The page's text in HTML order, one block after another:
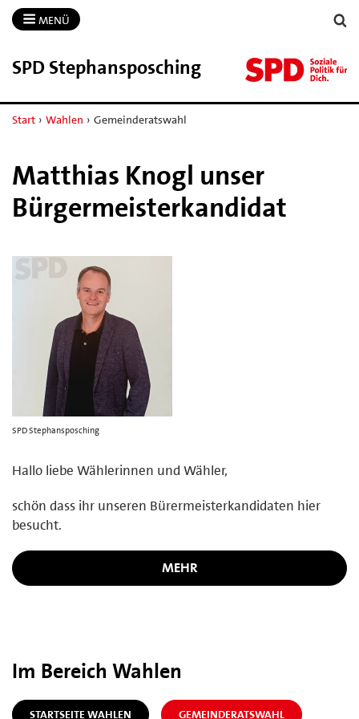
MENÜ
SPD Stephansposching
Start › Wahlen › Gemeinderatswahl
Matthias Knogl unser
Bürgermeisterkandidat
SPD Stephansposching
Hallo liebe Wählerinnen und Wähler,
schön dass ihr unseren Bürermeisterkandidaten hier
besucht.
MEHR
Im Bereich Wahlen
STARTSEITE WAHLEN GEMEINDERATSWAHL